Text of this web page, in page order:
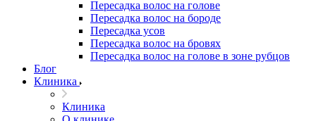
Пересадка волос на голове
Пересадка волос на бороде
Пересадка усов
Пересадка волос на бровях
Пересадка волос на голове в зоне рубцов
Блог
Клиника
Клиника